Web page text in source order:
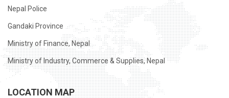
Nepal Police
Gandaki Province
Ministry of Finance, Nepal
Ministry of Industry, Commerce & Supplies, Nepal
LOCATION MAP